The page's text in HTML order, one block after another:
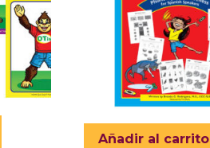
Añadir al carrito